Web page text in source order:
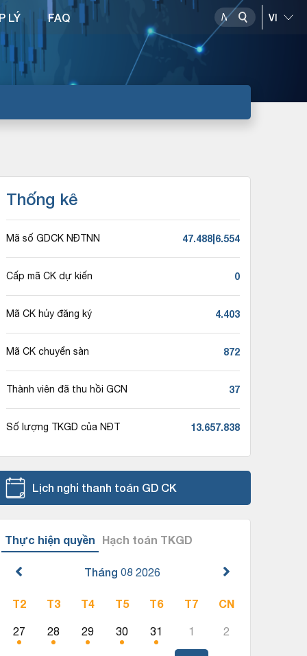
LÝ FAQ
Thống kê
Mã số GDCK NĐTNN 47.488|6.554
Cấp mã CK dự kiến 0
Mã CK hủy đăng ký 4.403
Mã CK chuyển sàn 872
Thành viên đã thu hồi GCN 37
Số lượng TKGD của NĐT 13.657.838
Lịch nghỉ thanh toán GD CK
Thực hiện quyền Hạch toán TKGD
Tháng 08 2026
T2 T3 T4 T5 T6 T7 CN
27 28 29 30 31 1 2